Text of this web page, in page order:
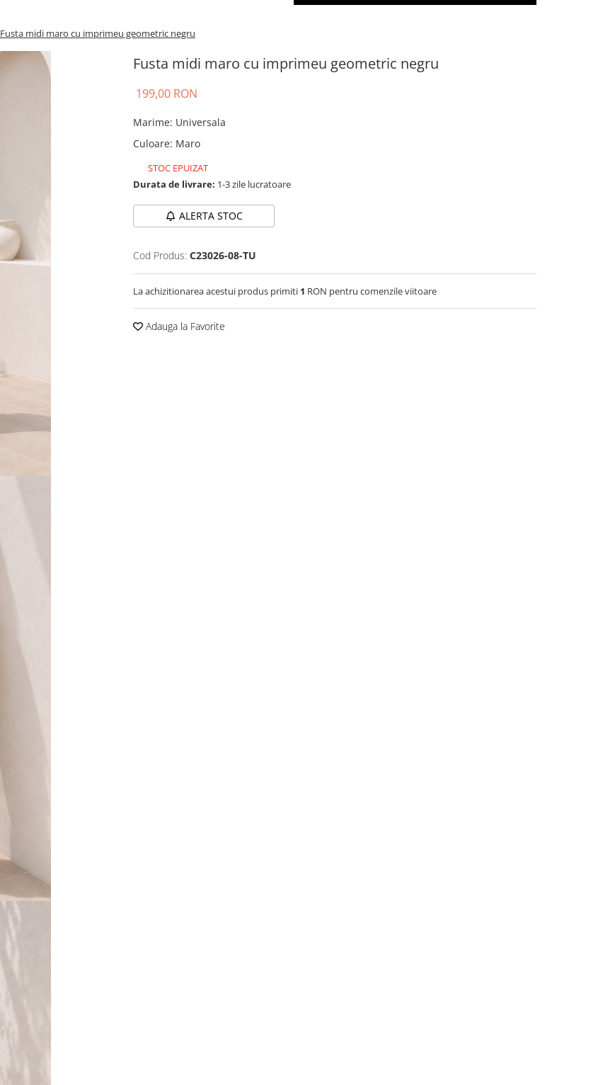
Fusta midi maro cu imprimeu geometric negru
Fusta midi maro cu imprimeu geometric negru
199,00 RON
Marime: Universala
Culoare: Maro
STOC EPUIZAT
Durata de livrare: 1-3 zile lucratoare
ALERTA STOC
Cod Produs: C23026-08-TU
La achizitionarea acestui produs primiti 1 RON pentru comenzile viitoare
Adauga la Favorite